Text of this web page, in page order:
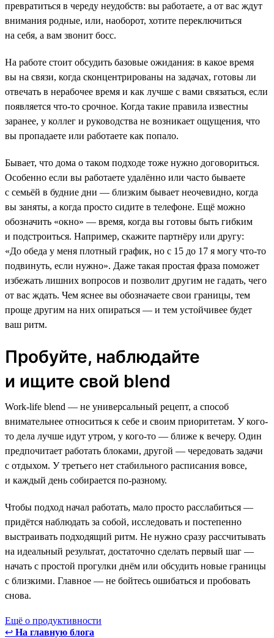
превратиться в череду неудобств: вы работаете, а от вас ждут
внимания родные, или, наоборот, хотите переключиться
на себя, а вам звонит босс.
На работе стоит обсудить базовые ожидания: в какое время
вы на связи, когда сконцентрированы на задачах, готовы ли
отвечать в нерабочее время и как лучше с вами связаться, если
появляется что-то срочное. Когда такие правила известны
заранее, у коллег и руководства не возникает ощущения, что
вы пропадаете или работаете как попало.
Бывает, что дома о таком подходе тоже нужно договориться.
Особенно если вы работаете удалённо или часто бываете
с семьёй в будние дни — близким бывает неочевидно, когда
вы заняты, а когда просто сидите в телефоне. Ещё можно
обозначить «окно» — время, когда вы готовы быть гибким
и подстроиться. Например, скажите партнёру или другу:
«До обеда у меня плотный график, но с 15 до 17 я могу что-то
подвинуть, если нужно». Даже такая простая фраза поможет
избежать лишних вопросов и позволит другим не гадать, чего
от вас ждать. Чем яснее вы обозначаете свои границы, тем
проще другим на них опираться — и тем устойчивее будет
ваш ритм.
Пробуйте, наблюдайте
и ищите свой blend
Work-life blend — не универсальный рецепт, а способ
внимательнее относиться к себе и своим приоритетам. У кого-
то дела лучше идут утром, у кого-то — ближе к вечеру. Один
предпочитает работать блоками, другой — чередовать задачи
с отдыхом. У третьего нет стабильного расписания вовсе,
и каждый день собирается по-разному.
Чтобы подход начал работать, мало просто расслабиться —
придётся наблюдать за собой, исследовать и постепенно
выстраивать подходящий ритм. Не нужно сразу рассчитывать
на идеальный результат, достаточно сделать первый шаг —
начать с простой прогулки днём или обсудить новые границы
с близкими. Главное — не бойтесь ошибаться и пробовать
снова.
Ещё о продуктивности
↩ На главную блога